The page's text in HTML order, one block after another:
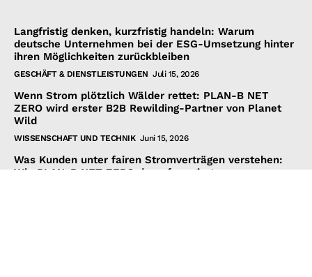
Langfristig denken, kurzfristig handeln: Warum
deutsche Unternehmen bei der ESG-Umsetzung hinter
ihren Möglichkeiten zurückbleiben
GESCHÄFT & DIENSTLEISTUNGEN Juli 15, 2026
Wenn Strom plötzlich Wälder rettet: PLAN-B NET
ZERO wird erster B2B Rewilding-Partner von Planet
Wild
WISSENSCHAFT UND TECHNIK Juni 15, 2026
Was Kunden unter fairen Stromverträgen verstehen:
Wie PLAN-B NET ZERO darauf reagiert